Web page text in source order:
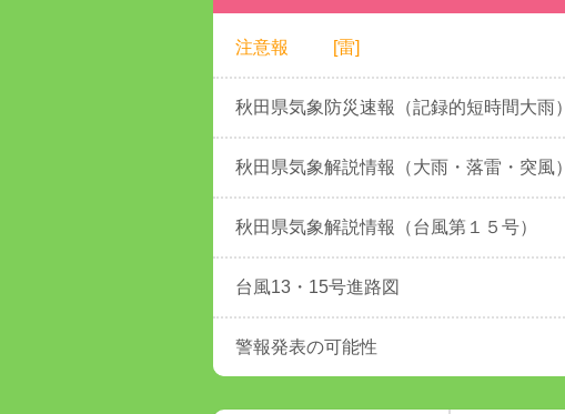
注意報 [雷]
秋田県気象防災速報（記録的短時間大雨）
秋田県気象解説情報（大雨・落雷・突風）
秋田県気象解説情報（台風第１５号）
台風13・15号進路図
警報発表の可能性